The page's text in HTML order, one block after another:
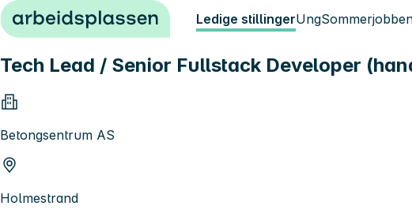
Hopp til innhold Ledige stillingerUng
Tech Lead / Senior Fullstack Developer
Betongsentrum AS
Holmestrand